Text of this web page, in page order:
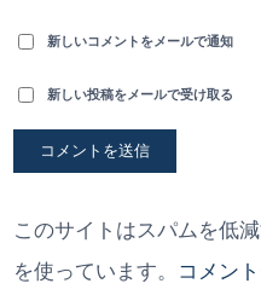
新しいコメントをメールで通知
新しい投稿をメールで受け取る
このサイトはスパムを低
を使っています。 コメン